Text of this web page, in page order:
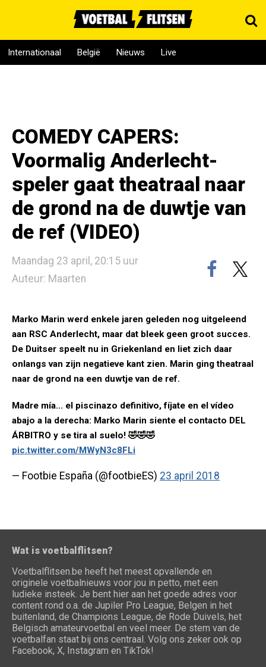
Internationaal België Nieuws Live
COMEDY CAPERS:
Voormalig Anderlecht-
speler gaat theatraal naar
de grond na de duwtje van
de ref (VIDEO)
Maandag 23 april, 20:15 uur
Auteur: Maarten
Marko Marin werd enkele jaren geleden nog uitgeleend
aan RSC Anderlecht, maar dat bleek geen groot succes.
De Duitser speelt nu in Griekenland en liet zich daar
onlangs van zijn negatieve kant zien. Marin ging theatraal
naar de grond na een duwtje van de ref.
Madre mía... el piscinazo definitivo, fíjate en el vídeo
abajo a la derecha: Marko Marin siente el contacto DEL
ÁRBITRO y se tira al suelo! 🤣🤣🤣
pic.twitter.com/MWyN3c8FLi
— Footbie España (@footbieES) 23 april 2018
Wat is voetbalflitsen?
Voetbalflitsen.be heeft het meest opvallende en
originele voetbalnieuws voor jou in petto, met een
ludieke insteek. Je bent hier aan het goede adres voor
content rond o.a. de Jupiler Pro League, Belgen in het
buitenland, de Champions League, de Rode Duivels, het
Belgisch amateurvoetbal en veel meer. De stem van de
voetbalfan staat bij ons centraal. Volg ons zeker ook op
Facebook, X, Instagram en TikTok!